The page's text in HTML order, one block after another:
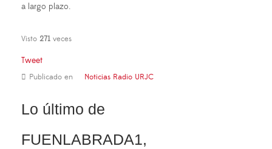
a largo plazo.
Visto 271 veces
Tweet
Publicado en Noticias Radio URJC
Lo último de
FUENLABRADA1,